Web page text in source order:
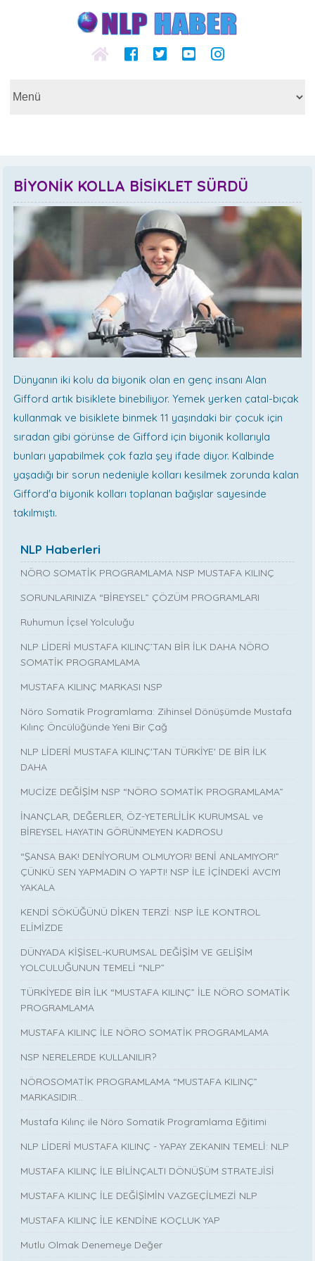
BİYONİK KOLLA BİSİKLET SÜRDÜ
Dünyanın iki kolu da biyonik olan en genç insanı Alan
Gifford artık bisiklete binebiliyor. Yemek yerken çatal-bıçak
kullanmak ve bisiklete binmek 11 yaşındaki bir çocuk için
sıradan gibi görünse de Gifford için biyonik kollarıyla
bunları yapabilmek çok fazla şey ifade diyor. Kalbinde
yaşadığı bir sorun nedeniyle kolları kesilmek zorunda kalan
Gifford'a biyonik kolları toplanan bağışlar sayesinde
takılmıştı.
NLP Haberleri
NÖRO SOMATİK PROGRAMLAMA NSP MUSTAFA KILINÇ
SORUNLARINIZA “BİREYSEL” ÇÖZÜM PROGRAMLARI
Ruhumun İçsel Yolculuğu
NLP LİDERİ MUSTAFA KILINÇ’TAN BİR İLK DAHA NÖRO
SOMATİK PROGRAMLAMA
MUSTAFA KILINÇ MARKASI NSP
Nöro Somatik Programlama: Zihinsel Dönüşümde Mustafa
Kılınç Öncülüğünde Yeni Bir Çağ
NLP LİDERİ MUSTAFA KILINÇ'TAN TÜRKİYE' DE BİR İLK
DAHA
MUCİZE DEĞİŞİM NSP “NÖRO SOMATİK PROGRAMLAMA”
İNANÇLAR, DEĞERLER, ÖZ-YETERLİLİK KURUMSAL ve
BİREYSEL HAYATIN GÖRÜNMEYEN KADROSU
“ŞANSA BAK! DENİYORUM OLMUYOR! BENİ ANLAMIYOR!”
ÇÜNKÜ SEN YAPMADIN O YAPTI! NSP İLE İÇİNDEKİ AVCIYI
YAKALA
KENDİ SÖKÜĞÜNÜ DİKEN TERZİ: NSP İLE KONTROL
ELİMİZDE
DÜNYADA KİŞİSEL-KURUMSAL DEĞİŞİM VE GELİŞİM
YOLCULUĞUNUN TEMELİ “NLP”
TÜRKİYEDE BİR İLK “MUSTAFA KILINÇ” İLE NÖRO SOMATİK
PROGRAMLAMA
MUSTAFA KILINÇ İLE NÖRO SOMATİK PROGRAMLAMA
NSP NERELERDE KULLANILIR?
NÖROSOMATİK PROGRAMLAMA “MUSTAFA KILINÇ”
MARKASIDIR…
Mustafa Kılınç ile Nöro Somatik Programlama Eğitimi
NLP LİDERİ MUSTAFA KILINÇ - YAPAY ZEKANIN TEMELİ: NLP
MUSTAFA KILINÇ İLE BİLİNÇALTI DÖNÜŞÜM STRATEJİSİ
MUSTAFA KILINÇ İLE DEĞİŞİMİN VAZGEÇİLMEZİ NLP
MUSTAFA KILINÇ İLE KENDİNE KOÇLUK YAP
Mutlu Olmak Denemeye Değer